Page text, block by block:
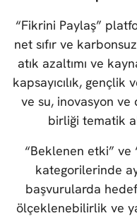
“Fikrini Paylaş”
net sıfır ve
atık azaltımı ve
kapsayıcılık,
ve su, inovasyon
birliği tematik
“Beklenen etki” ve
kategorilerinde
başvurularda
ölçeklenebilirlik ve